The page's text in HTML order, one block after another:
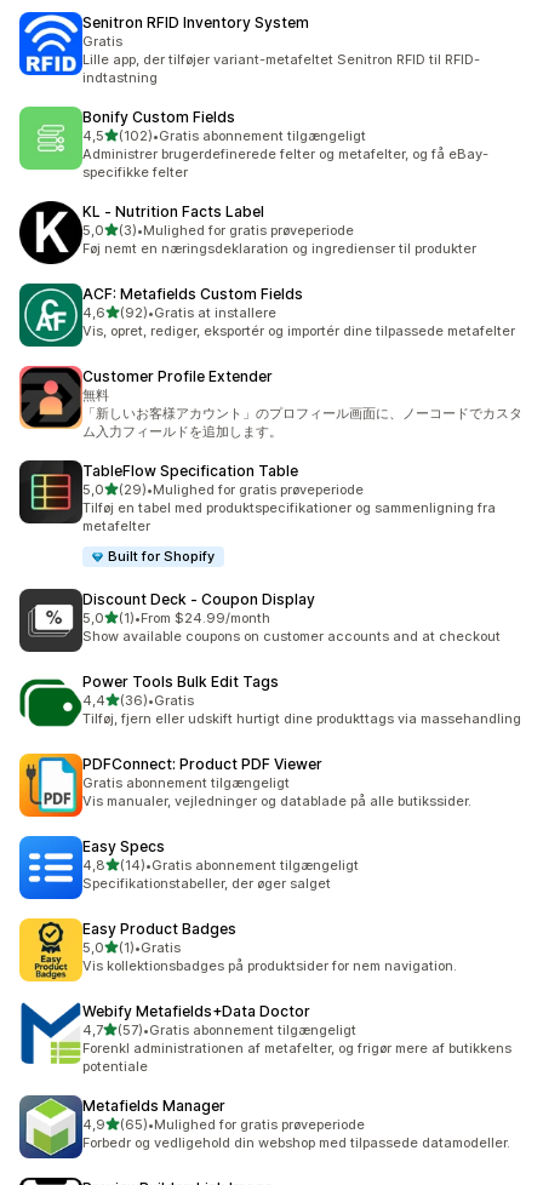
Senitron RFID Inventory System
Gratis
Lille app, der tilføjer variant-metafeltet Senitron RFID til RFID-
indtastning
Bonify Custom Fields
4,5ud af 5 stjerner
(102)
102 anmeldelser i alt
•Gratis abonnement tilgængeligt
Administrer brugerdefinerede felter og metafelter, og få eBay-
specifikke felter
KL ‑ Nutrition Facts Label
5,0ud af 5 stjerner
(3)
3 anmeldelser i alt
•Mulighed for gratis prøveperiode
Føj nemt en næringsdeklaration og ingredienser til produkter
ACF: Metafields Custom Fields
4,6ud af 5 stjerner
(92)
92 anmeldelser i alt
•Gratis at installere
Vis, opret, rediger, eksportér og importér dine tilpassede metafelter
Customer Profile Extender
無料
「新しいお客様アカウント」のプロフィール画面に、ノーコードでカスタ
ム入力フィールドを追加します。
TableFlow Specification Table
5,0ud af 5 stjerner
(29)
29 anmeldelser i alt
•Mulighed for gratis prøveperiode
Tilføj en tabel med produktspecifikationer og sammenligning fra
metafelter
Built for Shopify
Discount Deck ‑ Coupon Display
5,0ud af 5 stjerner
(1)
1 anmeldelser i alt
•From $24.99/month
Show available coupons on customer accounts and at checkout
Power Tools Bulk Edit Tags
4,4ud af 5 stjerner
(36)
36 anmeldelser i alt
•Gratis
Tilføj, fjern eller udskift hurtigt dine produkttags via massehandling
PDFConnect: Product PDF Viewer
Gratis abonnement tilgængeligt
Vis manualer, vejledninger og datablade på alle butikssider.
Easy Specs
4,8ud af 5 stjerner
(14)
14 anmeldelser i alt
•Gratis abonnement tilgængeligt
Specifikationstabeller, der øger salget
Easy Product Badges
5,0ud af 5 stjerner
(1)
1 anmeldelser i alt
•Gratis
Vis kollektionsbadges på produktsider for nem navigation.
Webify Metafields+Data Doctor
4,7ud af 5 stjerner
(57)
57 anmeldelser i alt
•Gratis abonnement tilgængeligt
Forenkl administrationen af metafelter, og frigør mere af butikkens
potentiale
Metafields Manager
4,9ud af 5 stjerner
(65)
65 anmeldelser i alt
•Mulighed for gratis prøveperiode
Forbedr og vedligehold din webshop med tilpassede datamodeller.